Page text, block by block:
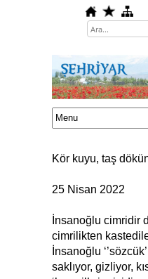
Kör kuyu, taş
25 Nisan 2022
İnsanoğlu cimridir
cimrilikten
İnsanoğlu
saklıyor, gizliyor,